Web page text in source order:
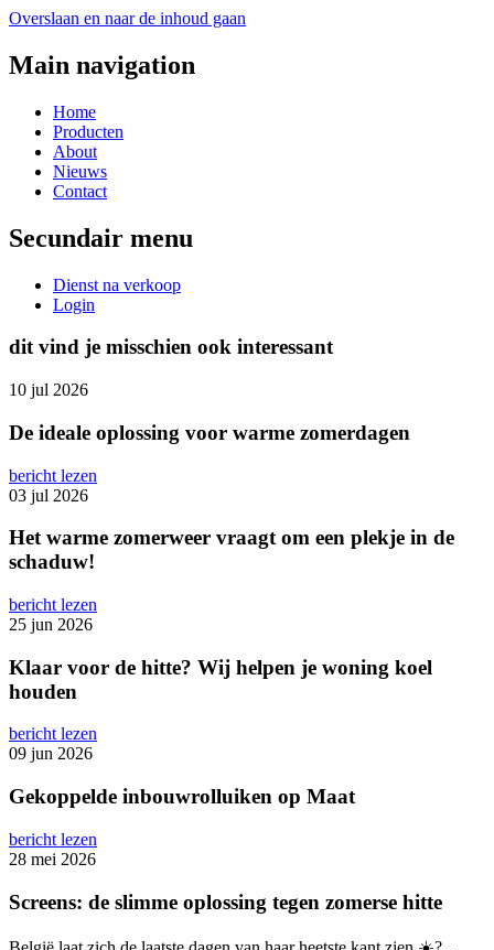
Overslaan en naar de inhoud gaan
Main navigation
Home
Producten
About
Nieuws
Contact
Secundair menu
Dienst na verkoop
Login
dit vind je misschien ook interessant
10 jul 2026
De ideale oplossing voor warme zomerdagen
bericht lezen
03 jul 2026
Het warme zomerweer vraagt om een plekje in de
schaduw!
bericht lezen
25 jun 2026
Klaar voor de hitte? Wij helpen je woning koel
houden
bericht lezen
09 jun 2026
Gekoppelde inbouwrolluiken op Maat
bericht lezen
28 mei 2026
Screens: de slimme oplossing tegen zomerse hitte